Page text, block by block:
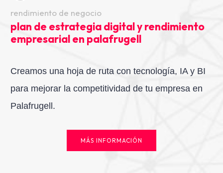
rendimiento de negocio
plan de estrategia digital y rendimiento
empresarial en palafrugell
Creamos una hoja de ruta con tecnología, IA y BI
para mejorar la competitividad de tu empresa en
Palafrugell.
MÁS INFORMACIÓN